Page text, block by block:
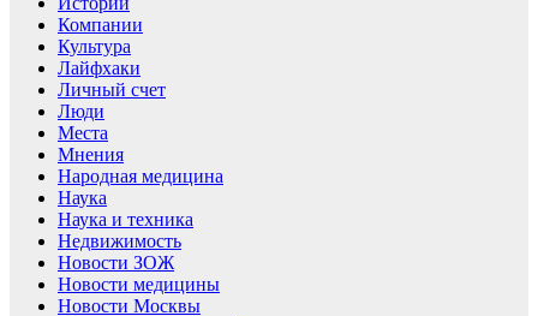
Компании
Культура
Лайфхаки
Личный счет
Люди
Места
Мнения
Народная медицина
Наука
Наука и техника
Недвижимость
Новости ЗОЖ
Новости медицины
Новости Москвы